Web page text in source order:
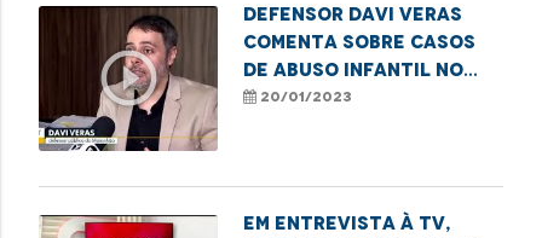
play_circle_outline
Defensor Davi Veras
comenta sobre casos
de abuso infantil no
estado
20/01/2023
Em entrevista à TV,